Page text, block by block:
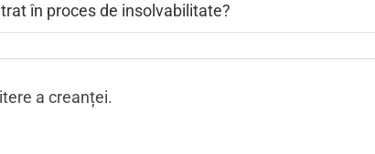
în proces de insolvabilitate?
a creanței.